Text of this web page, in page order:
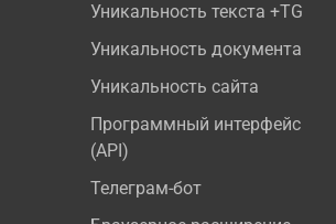
Уникальность текста +TG
Уникальность документа
Уникальность сайта
Программный интерфейс
(API)
Телеграм-бот